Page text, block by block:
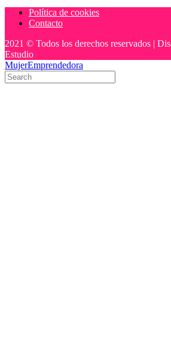
Política de cookies
Contacto
2021 © Todos los derechos reservados |
Estudio
MujerEmprendedora